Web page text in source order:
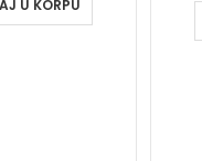
U KORPU